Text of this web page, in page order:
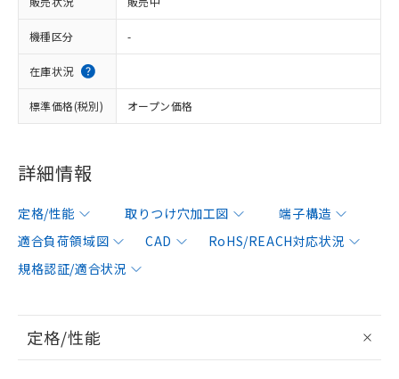
機種区分 -
在庫状況
標準価格(税別) オープン価格
詳細情報
定格/性能 取りつけ穴加工図
端子構造
適合負荷領域図
CAD
RoHS/REACH対応状況
規格認証/適合状況
定格/性能